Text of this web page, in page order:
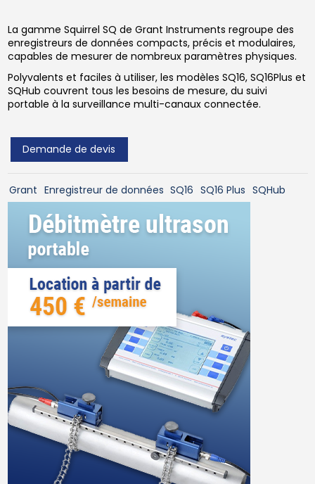
La gamme Squirrel SQ de Grant Instruments regroupe des
enregistreurs de données compacts, précis et modulaires,
capables de mesurer de nombreux paramètres physiques.
Polyvalents et faciles à utiliser, les modèles SQ16, SQ16Plus et
SQHub couvrent tous les besoins de mesure, du suivi
portable à la surveillance multi-canaux connectée.
Demande de devis
Grant Enregistreur de données SQ16 SQ16 Plus SQHub